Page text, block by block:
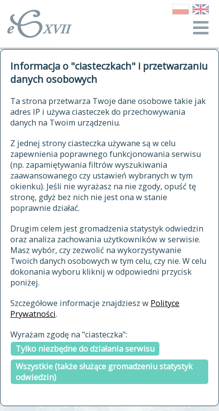
Informacja o "ciasteczkach" i przetwarzaniu
danych osobowych
Ta strona przetwarza Twoje dane osobowe takie jak
adres IP i używa ciasteczek do przechowywania
danych na Twoim urządzeniu.
Z jednej strony ciasteczka używane są w celu
zapewnienia poprawnego funkcjonowania serwisu
(np. zapamiętywania filtrów wyszukiwania
zaawansowanego czy ustawień wybranych w tym
okienku). Jeśli nie wyrażasz na nie zgody, opuść tę
stronę, gdyż bez nich nie jest ona w stanie
poprawnie działać.
Drugim celem jest gromadzenia statystyk odwiedzin
oraz analiza zachowania użytkowników w serwisie.
Masz wybór, czy zezwolić na wykorzystywanie
Twoich danych osobowych w tym celu, czy nie. W celu
dokonania wyboru kliknij w odpowiedni przycisk
poniżej.
Szczegółowe informacje znajdziesz w Polityce
Prywatności.
Wyrażam zgodę na "ciasteczka":
Tylko niezbędne do działania serwisu
Wszystkie (także służące gromadzeniu statystyk
odwiedzin)
autorzy Słownika
historia
publikacje
źródła
autorzy tekstów źródłowych
zasady opracowania
statystyki
najnowsze hasła
ostatnio zmodyfikowane hasła
materiały archiwalne
cytowanie
kontakt
kwerendy
jak cytować Słownik
ELEKTRONICZNY SŁOWNIK
JĘZYKA POLSKIEGO
XVII I XVIII WIEKU
znajdź hasła
zaczynające się od
indeksie
a fronte
a tergo